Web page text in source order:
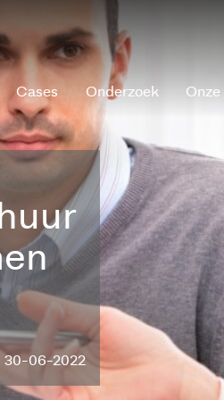
Cases Onderzoek
30-06-2022